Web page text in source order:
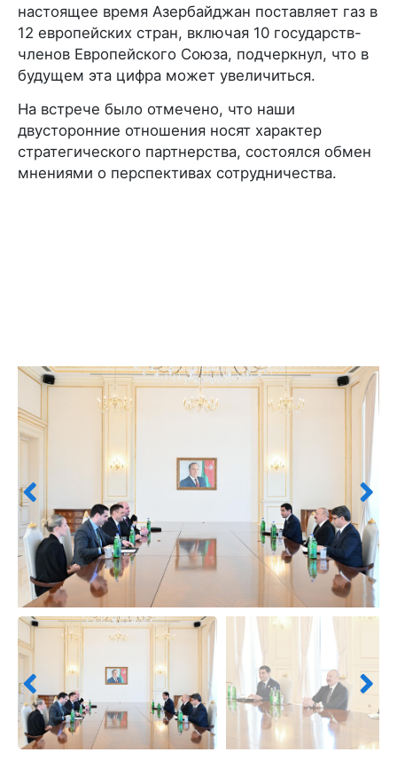
настоящее время Азербайджан поставляет газ в
12 европейских стран, включая 10 государств-
членов Европейского Союза, подчеркнул, что в
будущем эта цифра может увеличиться.
На встрече было отмечено, что наши
двусторонние отношения носят характер
стратегического партнерства, состоялся обмен
мнениями о перспективах сотрудничества.